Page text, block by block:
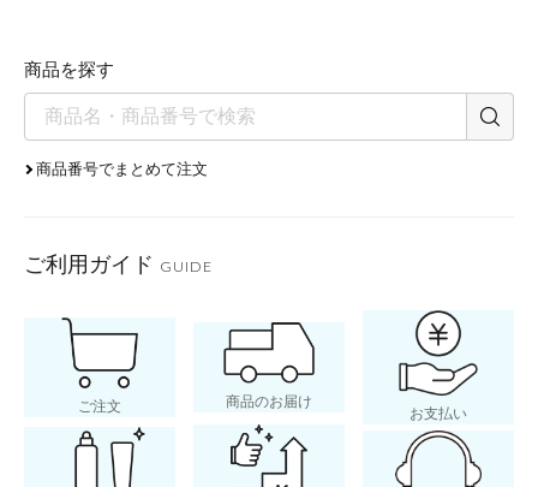
◆難消化性のため大腸まで消
ィズス菌、乳酸菌等の善玉菌
◆大人だけではなく、
腸内フローラとは
商品を探す
商品番号でまとめて注文
ご利用ガイド GUIDE
ご注文 商品のお届け
お支払い